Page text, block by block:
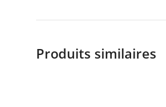
Produits similaires